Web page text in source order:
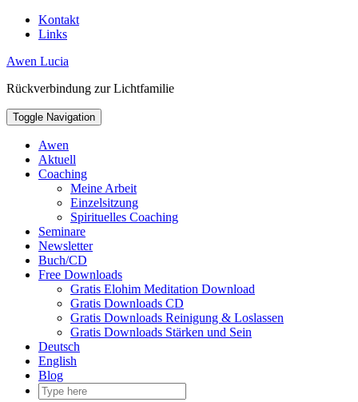
Skip
Kontakt
Links
Toggle
Awen Lucia
Rückverbindung zur Lichtfamilie
Toggle Navigation
Awen
Aktuell
Coaching
Meine Arbeit
Einzelsitzung
Spirituelles Coaching
Seminare
Newsletter
Buch/CD
Free Downloads
Gratis Elohim Meditation Download
Gratis Downloads CD
Gratis Downloads Reinigung & Loslassen
Gratis Downloads Stärken und Sein
Deutsch
English
Blog